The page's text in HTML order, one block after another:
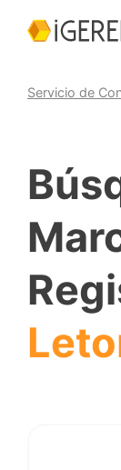
Servicio de